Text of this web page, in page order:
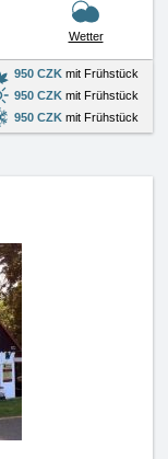
Wetter
950 CZK mit Frühstück
950 CZK mit Frühstück
950 CZK mit Frühstück